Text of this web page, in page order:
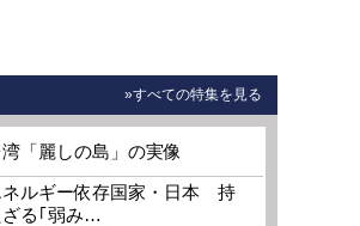
»すべての特集を見る
「麗しの島」の実像
ネルギー依存国家・日本 持
ざる｢弱み…